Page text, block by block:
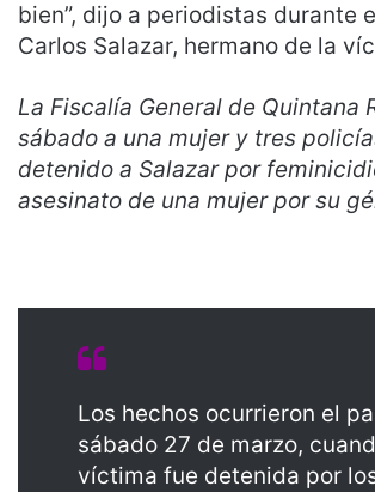
bien”, dijo a periodistas durante
Carlos Salazar, hermano de la
La Fiscalía General de Quintana
sábado a una mujer y tres
detenido a Salazar por
asesinato de una mujer por su
Los hechos ocurrieron el
sábado 27 de marzo,
víctima fue detenida por